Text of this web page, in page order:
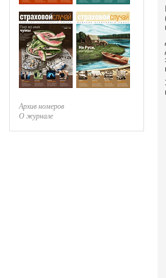
Архив номеров
О журнале